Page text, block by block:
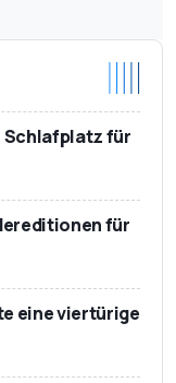
Schlafplatz für
für
eine viertürige